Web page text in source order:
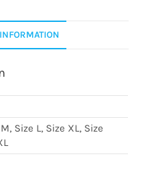
Size L, Size XL, Size